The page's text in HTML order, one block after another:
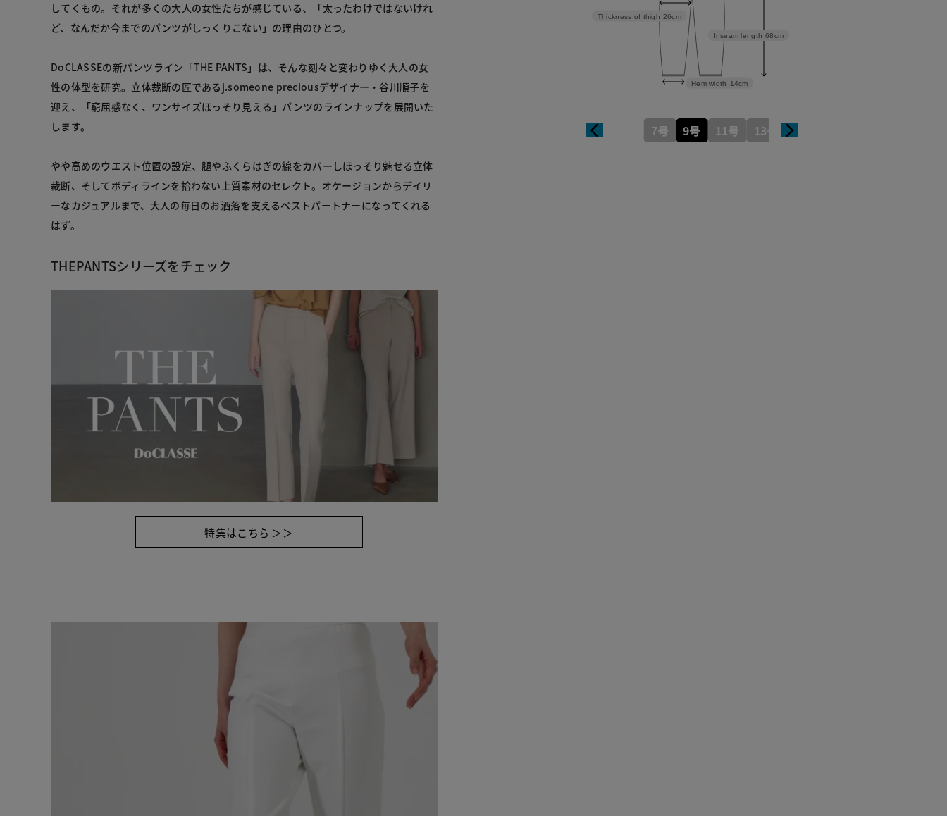
してくもの。それが多くの大人の女性たちが感じている、「太ったわけではないけれ
ど、なんだか今までのパンツがしっくりこない」の理由のひとつ。
DoCLASSEの新パンツライン「THE PANTS」は、そんな刻々と変わりゆく大人の女
性の体型を研究。立体裁断の匠であるj.someone preciousデザイナー・谷川順子を
迎え、「窮屈感なく、ワンサイズほっそり見える」パンツのラインナップを展開いた
します。
やや高めのウエスト位置の設定、腿やふくらはぎの線をカバーしほっそり魅せる立体
裁断、そしてボディラインを拾わない上質素材のセレクト。オケージョンからデイリ
ーなカジュアルまで、大人の毎日のお洒落を支えるベストパートナーになってくれる
はず。
THEPANTSシリーズをチェック
特集はこちら ＞＞
Inseam length 68cm
Hem width 14cm
Thickness of thigh 26cm
7号 9号 11号 13号